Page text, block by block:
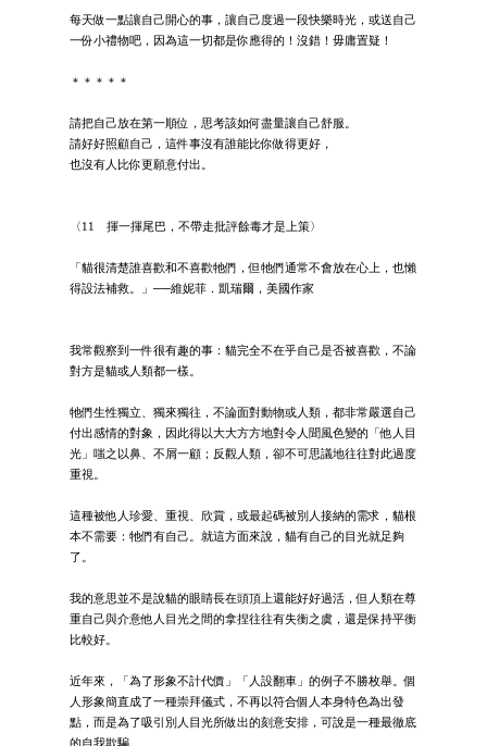
每天做一點讓自己開心的事，讓自己度過一段快樂時光，或送自己
一份小禮物吧，因為這一切都是你應得的！沒錯！毋庸置疑！
＊＊＊＊＊
請把自己放在第一順位，思考該如何盡量讓自己舒服。
請好好照顧自己，這件事沒有誰能比你做得更好，
也沒有人比你更願意付出。
〈11 揮一揮尾巴，不帶走批評餘毒才是上策〉
「貓很清楚誰喜歡和不喜歡牠們，但牠們通常不會放在心上，也懶
得設法補救。」──維妮菲．凱瑞爾，美國作家
我常觀察到一件很有趣的事：貓完全不在乎自己是否被喜歡，不論
對方是貓或人類都一樣。
牠們生性獨立、獨來獨往，不論面對動物或人類，都非常嚴選自己
付出感情的對象，因此得以大大方方地對令人聞風色變的「他人目
光」嗤之以鼻、不屑一顧；反觀人類，卻不可思議地往往對此過度
重視。
這種被他人珍愛、重視、欣賞，或最起碼被別人接納的需求，貓根
本不需要：牠們有自己。就這方面來說，貓有自己的目光就足夠
了。
我的意思並不是說貓的眼睛長在頭頂上還能好好過活，但人類在尊
重自己與介意他人目光之間的拿捏往往有失衡之虞，還是保持平衡
比較好。
近年來，「為了形象不計代價」「人設翻車」的例子不勝枚舉。個
人形象簡直成了一種崇拜儀式，不再以符合個人本身特色為出發
點，而是為了吸引別人目光所做出的刻意安排，可說是一種最徹底
的自我欺騙。